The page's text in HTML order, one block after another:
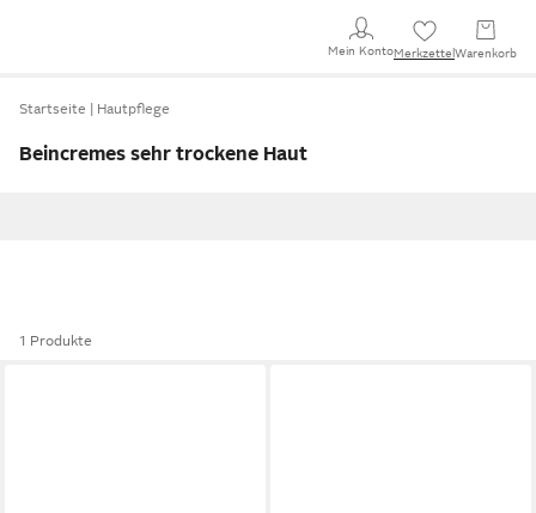
Mein KontoMerkzettel Warenkorb
Startseite Hautpflege
Beincremes sehr trockene Haut
1 Produkte